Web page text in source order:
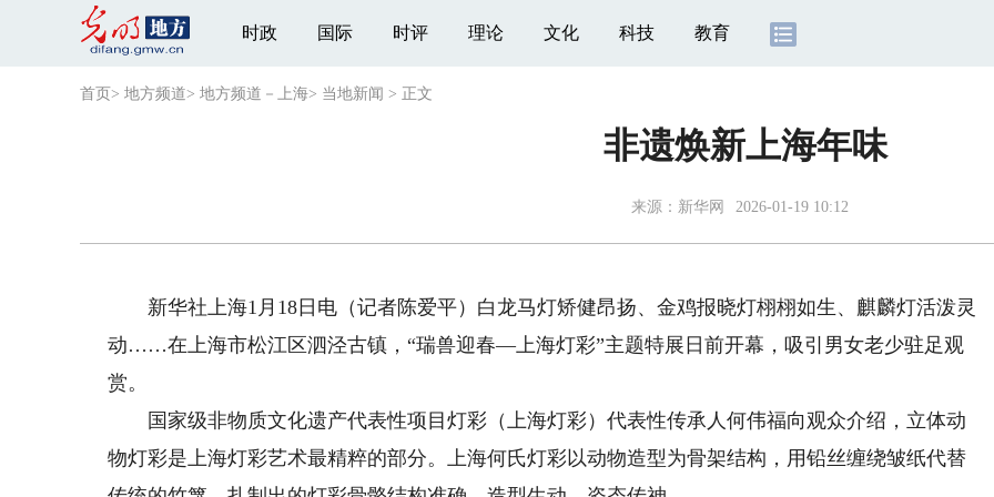
时政 国际 时评 理论 文化 科技 教育
首页 > 地方频道> 地方频道－上海> 当地新闻 > 正文
非遗焕新上海年味
来源： 新华网 2026-01-19 10:12
新华社上海1月18日电（记者陈爱平）白龙马灯矫健昂扬、金鸡报晓灯栩栩如生、麒麟灯活泼灵
动……在上海市松江区泗泾古镇，“瑞兽迎春—上海灯彩”主题特展日前开幕，吸引男女老少驻足观
赏。
国家级非物质文化遗产代表性项目灯彩（上海灯彩）代表性传承人何伟福向观众介绍，立体动
物灯彩是上海灯彩艺术最精粹的部分。上海何氏灯彩以动物造型为骨架结构，用铅丝缠绕皱纸代替